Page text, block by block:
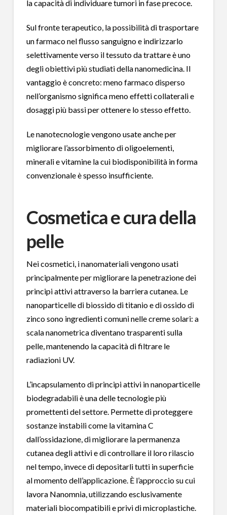
la capacità di individuare tumori in fase precoce.
Sul fronte terapeutico, la possibilità di trasportare
un farmaco nel flusso sanguigno e indirizzarlo
selettivamente verso il tessuto da trattare è uno
degli obiettivi più studiati della nanomedicina. Il
vantaggio è concreto: meno farmaco disperso
nell’organismo significa meno effetti collaterali e
dosaggi più bassi per ottenere lo stesso effetto.
Le nanotecnologie vengono usate anche per
migliorare l’assorbimento di oligoelementi,
minerali e vitamine la cui biodisponibilità in forma
convenzionale è spesso insufficiente.
Cosmetica e cura della
pelle
Nei cosmetici, i nanomateriali vengono usati
principalmente per migliorare la penetrazione dei
principi attivi attraverso la barriera cutanea. Le
nanoparticelle di biossido di titanio e di ossido di
zinco sono ingredienti comuni nelle creme solari: a
scala nanometrica diventano trasparenti sulla
pelle, mantenendo la capacità di filtrare le
radiazioni UV.
L’incapsulamento di principi attivi in nanoparticelle
biodegradabili è una delle tecnologie più
promettenti del settore. Permette di proteggere
sostanze instabili come la vitamina C
dall’ossidazione, di migliorare la permanenza
cutanea degli attivi e di controllare il loro rilascio
nel tempo, invece di depositarli tutti in superficie
al momento dell’applicazione. È l’approccio su cui
lavora Nanomnia, utilizzando esclusivamente
materiali biocompatibili e privi di microplastiche.